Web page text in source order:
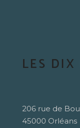
LES DIX
206 rue de
45000 Orléans